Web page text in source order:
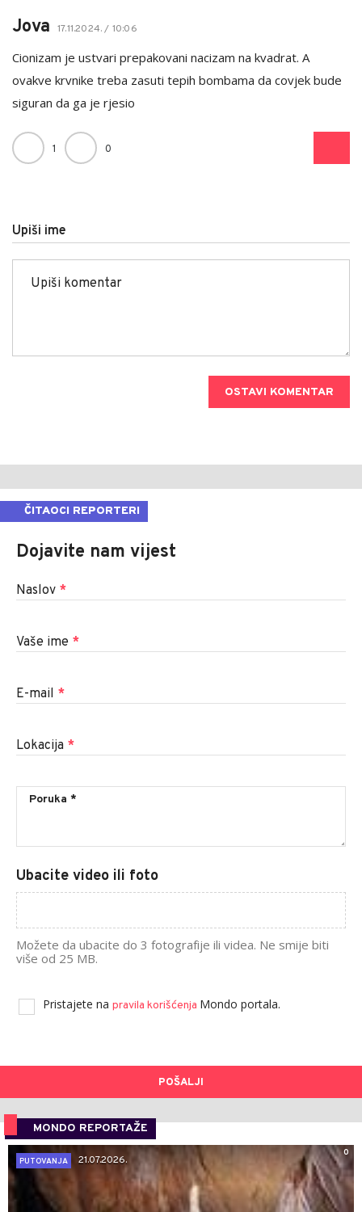
Jova 17.11.2024. / 10:06
Cionizam je ustvari prepakovani nacizam na kvadrat. A
ovakve krvnike treba zasuti tepih bombama da covjek bude
siguran da ga je rjesio
1 0
Upiši ime
OSTAVI KOMENTAR
ČITAOCI REPORTERI
Dojavite nam vijest
Naslov *
Vaše ime *
E-mail *
Lokacija *
Ubacite video ili foto
Možete da ubacite do 3 fotografije ili videa. Ne smije biti
više od 25 MB.
Pristajete na pravila korišćenja Mondo portala.
POŠALJI
MONDO REPORTAŽE
0
PUTOVANJA
21.07.2026.